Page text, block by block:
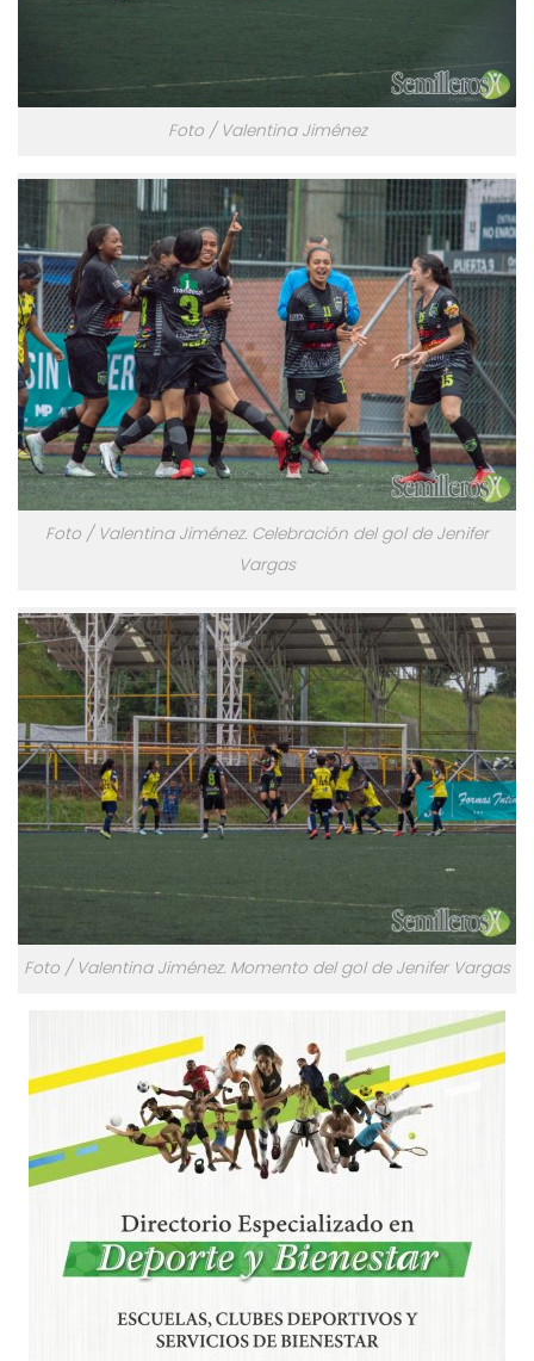
Foto / Valentina Jiménez
Foto / Valentina Jiménez. Celebración del gol de Jenifer
Vargas
Foto / Valentina Jiménez. Momento del gol de Jenifer Vargas